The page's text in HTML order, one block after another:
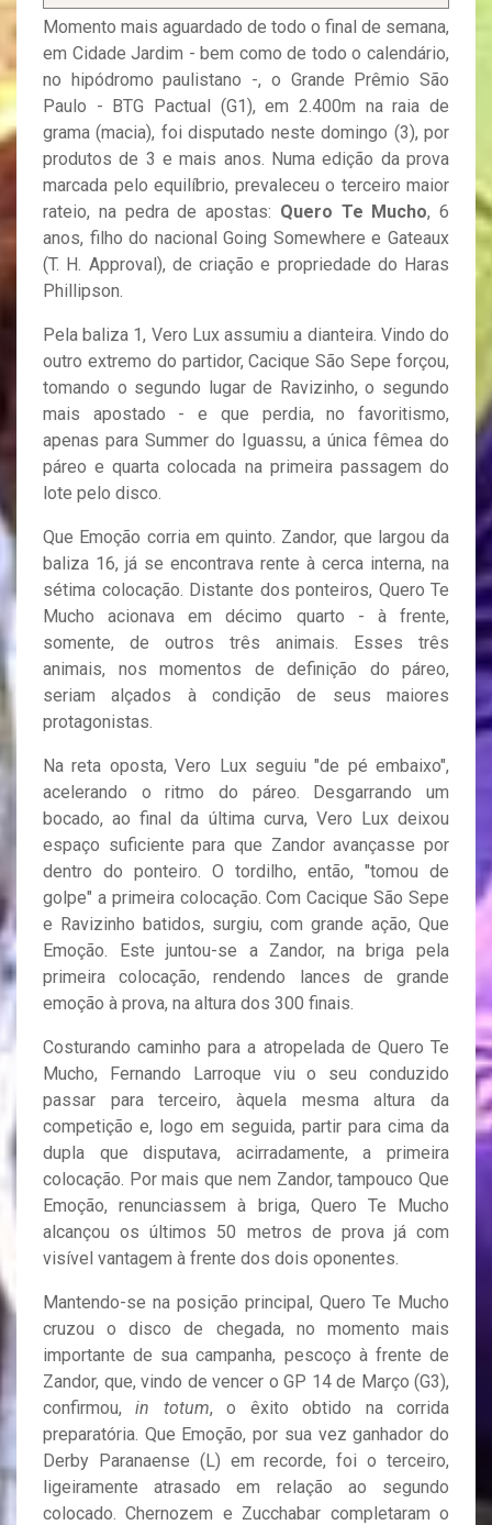
Momento mais aguardado de todo o final de semana,
em Cidade Jardim - bem como de todo o calendário,
no hipódromo paulistano -, o Grande Prêmio São
Paulo - BTG Pactual (G1), em 2.400m na raia de
grama (macia), foi disputado neste domingo (3), por
produtos de 3 e mais anos. Numa edição da prova
marcada pelo equilíbrio, prevaleceu o terceiro maior
rateio, na pedra de apostas: Quero Te Mucho, 6
anos, filho do nacional Going Somewhere e Gateaux
(T. H. Approval), de criação e propriedade do Haras
Phillipson.
Pela baliza 1, Vero Lux assumiu a dianteira. Vindo do
outro extremo do partidor, Cacique São Sepe forçou,
tomando o segundo lugar de Ravizinho, o segundo
mais apostado - e que perdia, no favoritismo,
apenas para Summer do Iguassu, a única fêmea do
páreo e quarta colocada na primeira passagem do
lote pelo disco.
Que Emoção corria em quinto. Zandor, que largou da
baliza 16, já se encontrava rente à cerca interna, na
sétima colocação. Distante dos ponteiros, Quero Te
Mucho acionava em décimo quarto - à frente,
somente, de outros três animais. Esses três
animais, nos momentos de definição do páreo,
seriam alçados à condição de seus maiores
protagonistas.
Na reta oposta, Vero Lux seguiu "de pé embaixo",
acelerando o ritmo do páreo. Desgarrando um
bocado, ao final da última curva, Vero Lux deixou
espaço suficiente para que Zandor avançasse por
dentro do ponteiro. O tordilho, então, "tomou de
golpe" a primeira colocação. Com Cacique São Sepe
e Ravizinho batidos, surgiu, com grande ação, Que
Emoção. Este juntou-se a Zandor, na briga pela
primeira colocação, rendendo lances de grande
emoção à prova, na altura dos 300 finais.
Costurando caminho para a atropelada de Quero Te
Mucho, Fernando Larroque viu o seu conduzido
passar para terceiro, àquela mesma altura da
competição e, logo em seguida, partir para cima da
dupla que disputava, acirradamente, a primeira
colocação. Por mais que nem Zandor, tampouco Que
Emoção, renunciassem à briga, Quero Te Mucho
alcançou os últimos 50 metros de prova já com
visível vantagem à frente dos dois oponentes.
Mantendo-se na posição principal, Quero Te Mucho
cruzou o disco de chegada, no momento mais
importante de sua campanha, pescoço à frente de
Zandor, que, vindo de vencer o GP 14 de Março (G3),
confirmou,in totum, o êxito obtido na corrida
preparatória. Que Emoção, por sua vez ganhador do
Derby Paranaense (L) em recorde, foi o terceiro,
ligeiramente atrasado em relação ao segundo
colocado. Chernozem e Zucchabar completaram o